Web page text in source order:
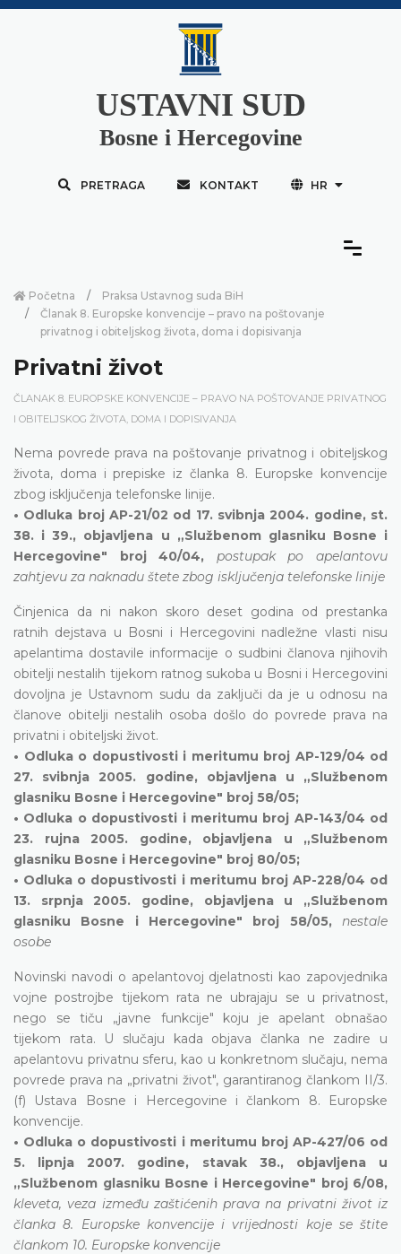
USTAVNI SUD
Bosne i Hercegovine
PRETRAGA KONTAKT HR
Početna
Praksa Ustavnog suda BiH
Članak 8. Europske konvencije – pravo na poštovanje
privatnog i obiteljskog života, doma i dopisivanja
Privatni život
ČLANAK 8. EUROPSKE KONVENCIJE – PRAVO NA POŠTOVANJE PRIVATNOG
I OBITELJSKOG ŽIVOTA, DOMA I DOPISIVANJA
Nema povrede prava na poštovanje privatnog i obiteljskog
života, doma i prepiske iz članka 8. Europske konvencije
zbog isključenja telefonske linije.
• Odluka broj AP-21/02 od 17. svibnja 2004. godine, st.
38. i 39., objavljena u „Službenom glasniku Bosne i
Hercegovine" broj 40/04, postupak po apelantovu
zahtjevu za naknadu štete zbog isključenja telefonske linije
Činjenica da ni nakon skoro deset godina od prestanka
ratnih dejstava u Bosni i Hercegovini nadležne vlasti nisu
apelantima dostavile informacije o sudbini članova njihovih
obitelji nestalih tijekom ratnog sukoba u Bosni i Hercegovini
dovoljna je Ustavnom sudu da zaključi da je u odnosu na
članove obitelji nestalih osoba došlo do povrede prava na
privatni i obiteljski život.
• Odluka o dopustivosti i meritumu broj AP-129/04 od
27. svibnja 2005. godine, objavljena u „Službenom
glasniku Bosne i Hercegovine" broj 58/05;
• Odluka o dopustivosti i meritumu broj AP-143/04 od
23. rujna 2005. godine, objavljena u „Službenom
glasniku Bosne i Hercegovine" broj 80/05;
• Odluka o dopustivosti i meritumu broj AP-228/04 od
13. srpnja 2005. godine, objavljena u „Službenom
glasniku Bosne i Hercegovine" broj 58/05, nestale
osobe
Novinski navodi o apelantovoj djelatnosti kao zapovjednika
vojne postrojbe tijekom rata ne ubrajaju se u privatnost,
nego se tiču „javne funkcije" koju je apelant obnašao
tijekom rata. U slučaju kada objava članka ne zadire u
apelantovu privatnu sferu, kao u konkretnom slučaju, nema
povrede prava na „privatni život", garantiranog člankom II/3.
(f) Ustava Bosne i Hercegovine i člankom 8. Europske
konvencije.
• Odluka o dopustivosti i meritumu broj AP-427/06 od
5. lipnja 2007. godine, stavak 38., objavljena u
„Službenom glasniku Bosne i Hercegovine" broj 6/08,
kleveta, veza između zaštićenih prava na privatni život iz
članka 8. Europske konvencije i vrijednosti koje se štite
člankom 10. Europske konvencije